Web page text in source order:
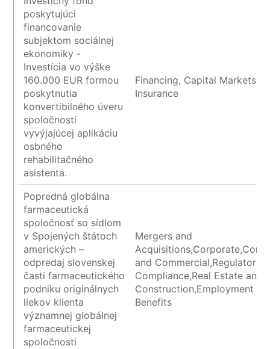
poskytujúci
financovanie
subjektom sociálnej
ekonomiky -
Investícia vo výške
160.000 EUR formou
poskytnutia
konvertibilného úveru
spoločnosti
vyvýjajúcej aplikáciu
osbného
rehabilitačného
asistenta.
Financing, Capital Markets
Insurance
Popredná globálna
farmaceutická
spoločnosť so sídlom
v Spojených štátoch
amerických –
odpredaj slovenskej
časti farmaceutického
podniku originálnych
liekov klienta
významnej globálnej
farmaceutickej
spoločnosti
Mergers and
and Commercial,Regulatory
Compliance,Real Estate and
Construction,Employment
Benefits